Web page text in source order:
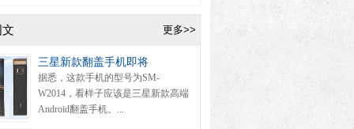
更多>>
三星新款翻盖手机即将
据悉，这款手机的型号为SM-
W2014，看样子应该是三星新款高端
Android翻盖手机。...